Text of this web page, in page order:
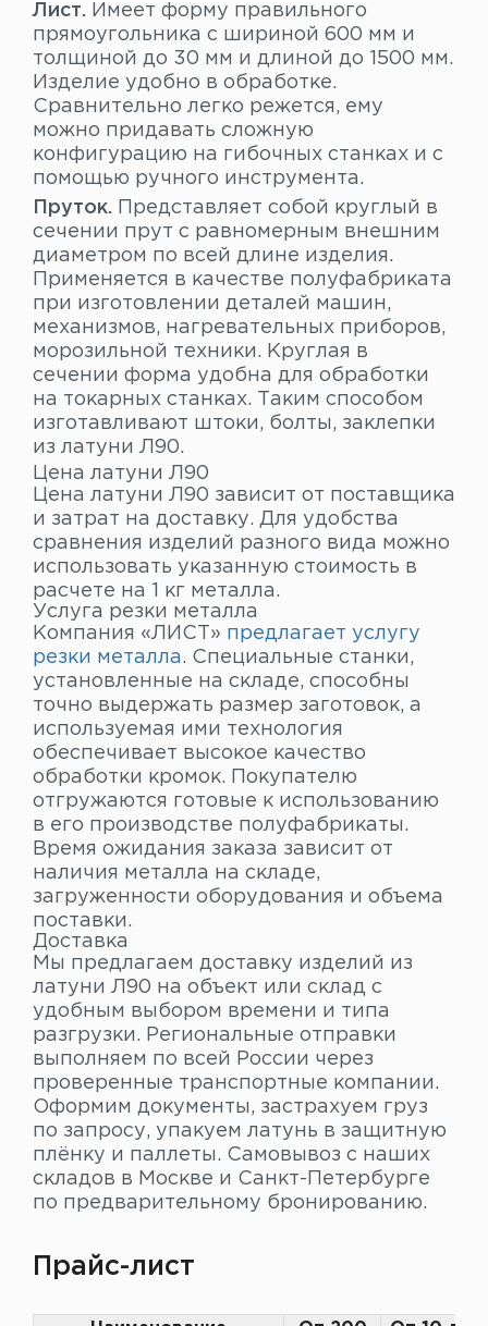
Лист. Имеет форму правильного
прямоугольника с шириной 600 мм и
толщиной до 30 мм и длиной до 1500 мм.
Изделие удобно в обработке.
Сравнительно легко режется, ему
можно придавать сложную
конфигурацию на гибочных станках и с
помощью ручного инструмента.
Пруток. Представляет собой круглый в
сечении прут с равномерным внешним
диаметром по всей длине изделия.
Применяется в качестве полуфабриката
при изготовлении деталей машин,
механизмов, нагревательных приборов,
морозильной техники. Круглая в
сечении форма удобна для обработки
на токарных станках. Таким способом
изготавливают штоки, болты, заклепки
из латуни Л90.
Цена латуни Л90
Цена латуни Л90 зависит от поставщика
и затрат на доставку. Для удобства
сравнения изделий разного вида можно
использовать указанную стоимость в
расчете на 1 кг металла.
Услуга резки металла
Компания «ЛИСТ» предлагает услугу
резки металла. Специальные станки,
установленные на складе, способны
точно выдержать размер заготовок, а
используемая ими технология
обеспечивает высокое качество
обработки кромок. Покупателю
отгружаются готовые к использованию
в его производстве полуфабрикаты.
Время ожидания заказа зависит от
наличия металла на складе,
загруженности оборудования и объема
поставки.
Доставка
Мы предлагаем доставку изделий из
латуни Л90 на объект или склад с
удобным выбором времени и типа
разгрузки. Региональные отправки
выполняем по всей России через
проверенные транспортные компании.
Оформим документы, застрахуем груз
по запросу, упакуем латунь в защитную
плёнку и паллеты. Самовывоз с наших
складов в Москве и Санкт-Петербурге
по предварительному бронированию.
Прайс-лист